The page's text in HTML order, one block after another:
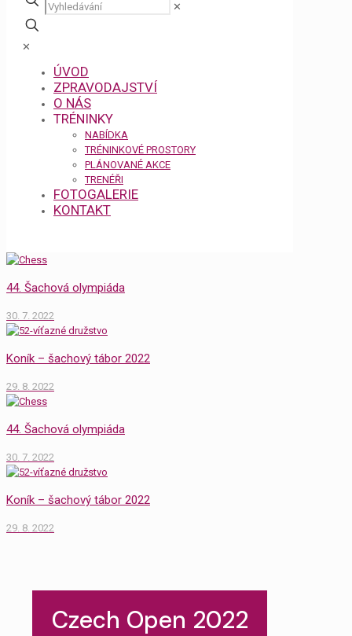
✕
✕
ÚVOD
ZPRAVODAJSTVÍ
O NÁS
TRÉNINKY
NABÍDKA
TRÉNINKOVÉ PROSTORY
PLÁNOVANÉ AKCE
TRENÉŘI
FOTOGALERIE
KONTAKT
44. Šachová olympiáda
30. 7. 2022
Koník – šachový tábor 2022
29. 8. 2022
44. Šachová olympiáda
30. 7. 2022
Koník – šachový tábor 2022
29. 8. 2022
Czech Open 2022